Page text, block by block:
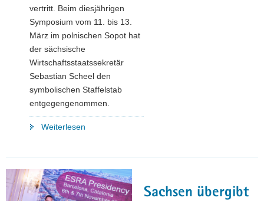
vertritt. Beim diesjährigen
Symposium vom 11. bis 13.
März im polnischen Sopot hat
der sächsische
Wirtschaftsstaatssekretär
Sebastian Scheel den
symbolischen Staffelstab
entgegengenommen.
Weiterlesen
kommt
nach
Sachsen übergibt